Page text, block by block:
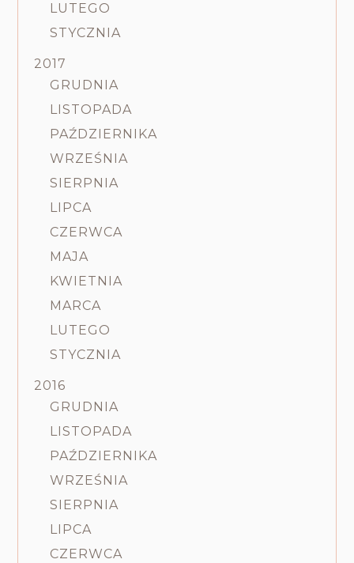
LUTEGO
STYCZNIA
2017
GRUDNIA
LISTOPADA
PAŹDZIERNIKA
WRZEŚNIA
SIERPNIA
LIPCA
CZERWCA
MAJA
KWIETNIA
MARCA
LUTEGO
STYCZNIA
2016
GRUDNIA
LISTOPADA
PAŹDZIERNIKA
WRZEŚNIA
SIERPNIA
LIPCA
CZERWCA